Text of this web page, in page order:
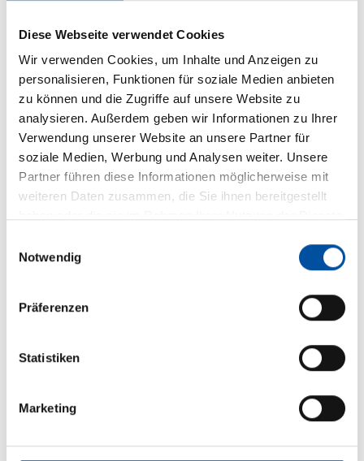
Diese Webseite verwendet Cookies
Wir verwenden Cookies, um Inhalte und Anzeigen zu
personalisieren, Funktionen für soziale Medien anbieten
zu können und die Zugriffe auf unsere Website zu
analysieren. Außerdem geben wir Informationen zu Ihrer
Verwendung unserer Website an unsere Partner für
soziale Medien, Werbung und Analysen weiter. Unsere
Partner führen diese Informationen möglicherweise mit
weiteren Daten zusammen, die Sie ihnen bereitgestellt
Notwendig
Präferenzen
Statistiken
Marketing
Neigungswinkel einstellbar
Mögliche Ausstattungsextras:
LED-Stripe Lichtschiene
Design-Heizstrahler